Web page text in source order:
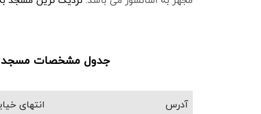
جدول مشخصات مسجد
آدرس
انتهای